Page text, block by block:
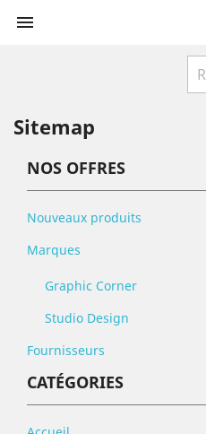

Sitemap
NOS OFFRES
Nouveaux produits
Marques
Graphic Corner
Studio Design
Fournisseurs
CATÉGORIES